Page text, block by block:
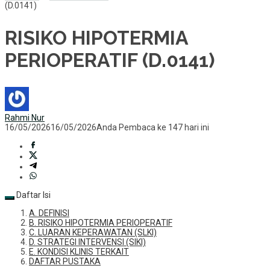
(D.0141)
RISIKO HIPOTERMIA
PERIOPERATIF (D.0141)
Rahmi Nur
16/05/202616/05/2026Anda Pembaca ke 147 hari ini
Daftar Isi
A. DEFINISI
B. RISIKO HIPOTERMIA PERIOPERATIF
C. LUARAN KEPERAWATAN (SLKI)
D. STRATEGI INTERVENSI (SIKI)
E. KONDISI KLINIS TERKAIT
DAFTAR PUSTAKA